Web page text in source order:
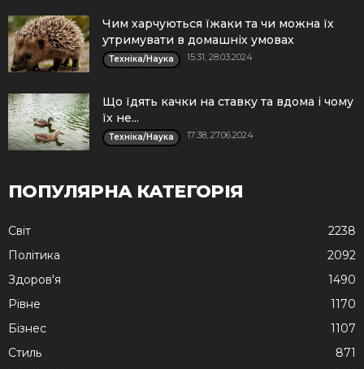
Чим харчуються їжаки та чи можна їх
утримувати в домашніх умовах
Техніка/Наука 15:31, 28.03.2024
Що їдять качки на ставку та вдома і чому
їх не...
Техніка/Наука 17:38, 27.06.2024
ПОПУЛЯРНА КАТЕГОРІЯ
Cвіт
2238
Політика
2092
Здоров'я
1490
Рівне
1170
Бізнес
1107
Стиль
871